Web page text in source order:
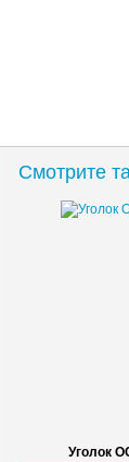
Смотрите
Уголок